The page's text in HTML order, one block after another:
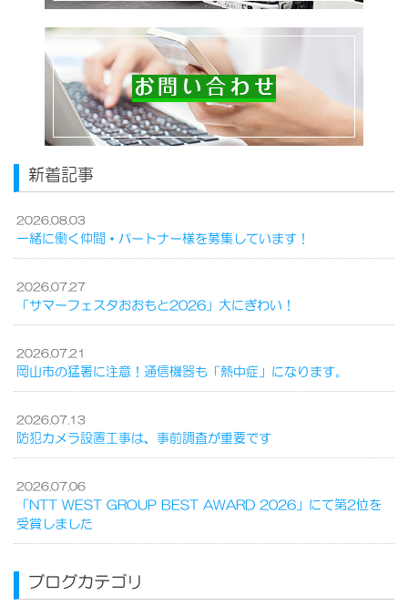
新着記事
2026.08.03
一緒に働く仲間・パートナー様を募集しています！
2026.07.27
「サマーフェスタおおもと2026」大にぎわい！
2026.07.21
岡山市の猛暑に注意！通信機器も「熱中症」になります。
2026.07.13
防犯カメラ設置工事は、事前調査が重要です
2026.07.06
「NTT WEST GROUP BEST AWARD 2026」にて第2位を
受賞しました
ブログカテゴリ